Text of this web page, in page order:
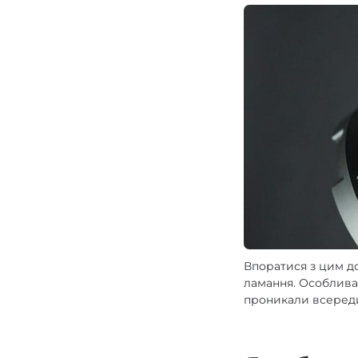
Впоратися з цим
ламання.
проникали